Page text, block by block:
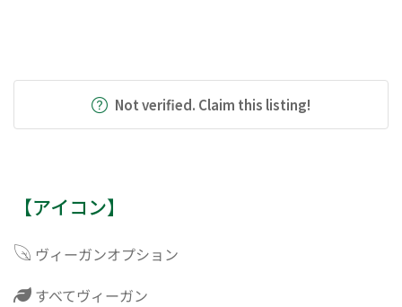
Not verified. Claim this listing!
【アイコン】
ヴィーガンオプション
すべてヴィーガン